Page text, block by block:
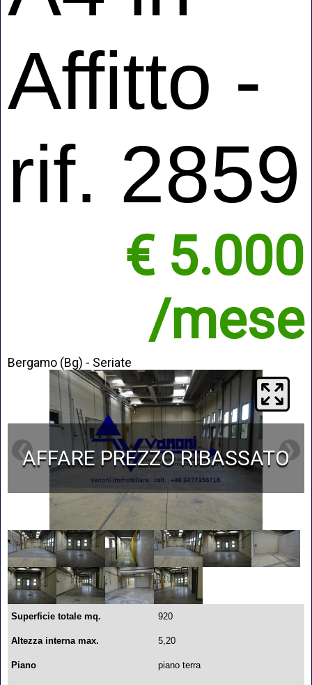
Affitto -
rif. 2859
€ 5.000
/mese
Bergamo (Bg) - Seriate
❮ ❯
AFFARE PREZZO RIBASSATO
Superficie totale mq. 920
Altezza interna max. 5,20
Piano piano terra